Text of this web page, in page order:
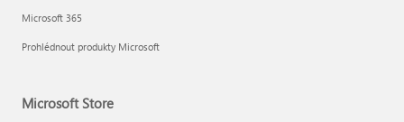
Microsoft 365
Prohlédnout produkty Microsoft
Microsoft Store